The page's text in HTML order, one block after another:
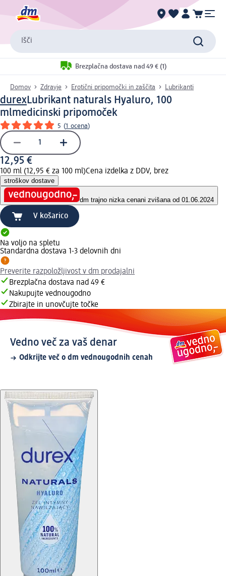
Išči
Brezplačna dostava nad 49 € (1)
Domov Zdravje Erotični pripomočki in zaščita Lubrikanti
durexLubrikant naturals Hyaluro, 100
mlmedicinski pripomoček
5 (1 ocena)
12,95 €
100 ml (12,95 € za 100 ml)Cena izdelka z DDV, brez
stroškov dostave
dm trajno nizka cenani zvišana od 01.06.2024
V košarico
Na voljo na spletu
Standardna dostava 1-3 delovnih dni
Preverite razpoložljivost v dm prodajalni
Brezplačna dostava nad 49 €
Nakupujte vednougodno
Zbirajte in unovčujte točke
Vedno več za vaš denar
Odkrijte več o dm vednougodnih cenah